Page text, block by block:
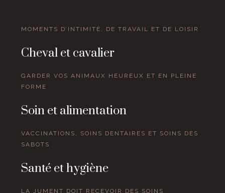
MOMENTS D’INTIMITÉ, DE TRAVAIL ET DE LOISIR
Cheval et cavalier
GARDER VOS ANIMAUX HEUREUX ET EN PLEINE
FORME
Soin et alimentation
VACCINATIONS, SOINS DENTAIRES ET SOINS DES
SABOTS
Santé et hygiène
LA JUMENT DOIT RECEVOIR DES SOINS